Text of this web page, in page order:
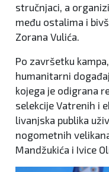
stručnjaci, a
među ostalima i
Zorana Vulića.
Po završetku
humanitarni događaj
kojega je odigrana
selekcije Vatrenih i
livanjska publika
nogometnih
Mandžukića i Ivice